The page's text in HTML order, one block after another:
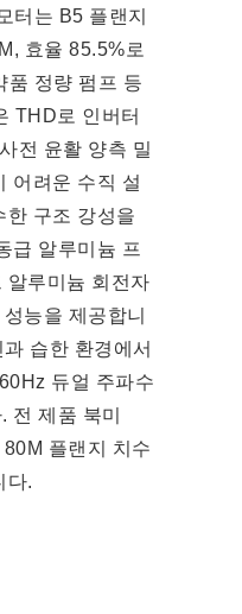
터는 B5 플랜지
효율 85.5%로
품 정량 펌프 등
THD로 인버터
전 윤활 양측 밀
어려운 수직 설
한 구조 강성을
급 알루미늄 프
알루미늄 회전자
능을 제공합니
습한 환경에서
듀얼 주파수
전 제품 북미
플랜지 치수
다.